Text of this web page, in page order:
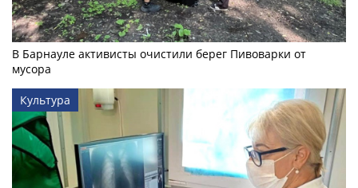
В Барнауле активисты очистили берег Пивоварки от
мусора
Культура